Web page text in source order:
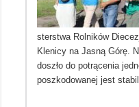
sterstwa Rolników
Klenicy na Jasną Górę.
doszło do potrącenia
poszkodowanej jest